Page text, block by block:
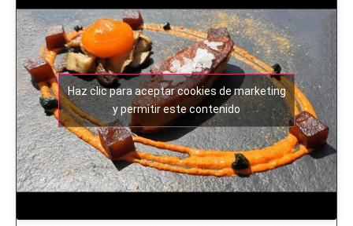
Haz clic para aceptar cookies de marketing
y permitir este contenido